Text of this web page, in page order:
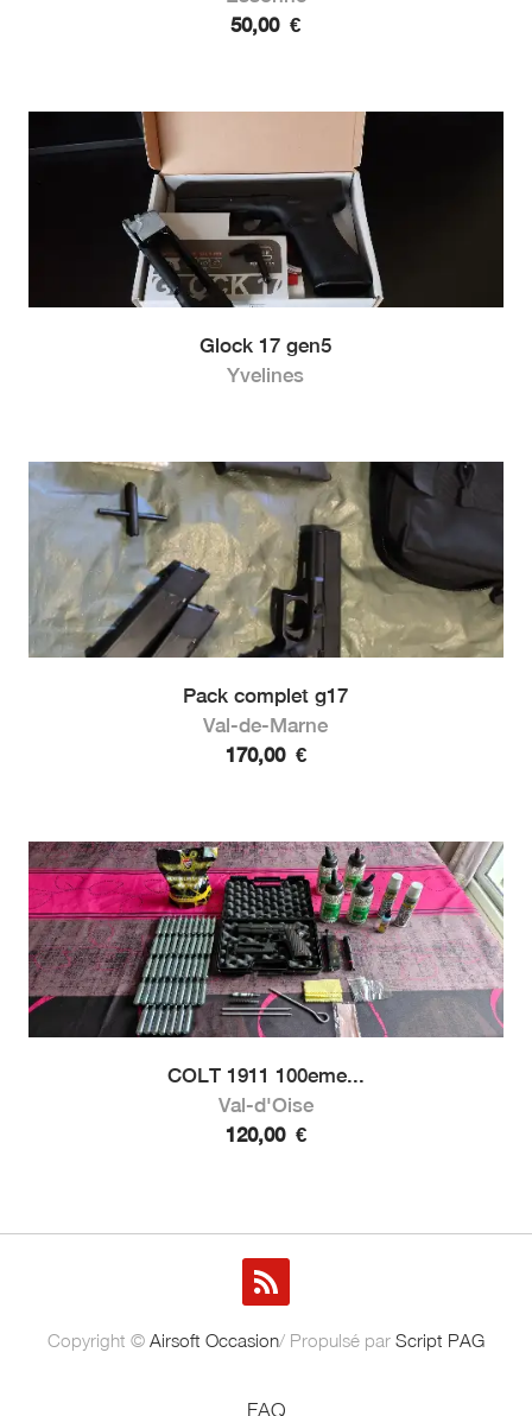
50,00 €
Glock 17 gen5
Yvelines
Pack complet g17
Val-de-Marne
170,00 €
COLT 1911 100eme...
Val-d'Oise
120,00 €
Copyright © Airsoft Occasion/ Propulsé par Script PAG
FAQ